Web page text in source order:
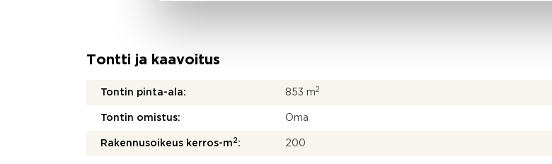
Tontti ja kaavoitus
Tontin pinta-ala: 853 m2
Tontin omistus: Oma
Rakennusoikeus kerros-m 2 : 200